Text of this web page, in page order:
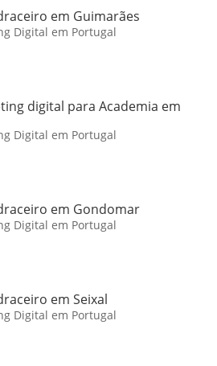
em Guimarães
Digital em Portugal
digital para Academia em
Digital em Portugal
em Gondomar
Digital em Portugal
em Seixal
Digital em Portugal